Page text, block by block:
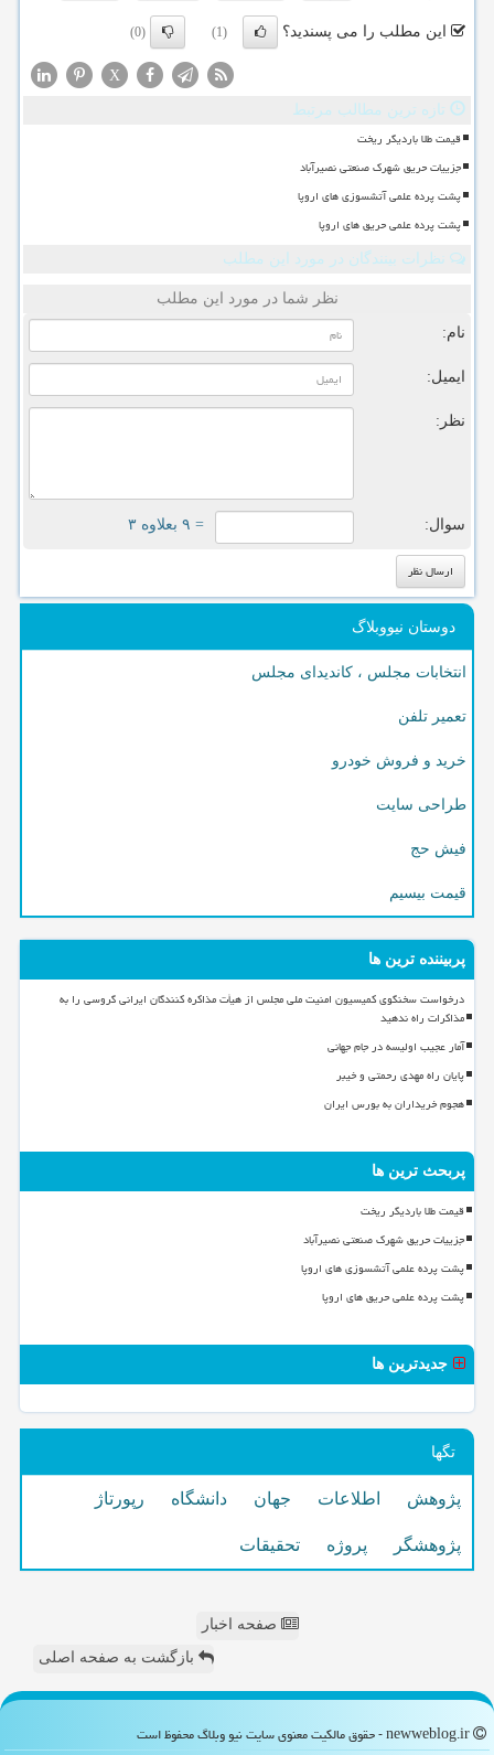
این مطلب را می پسندید؟ (1)
(0)
X
تازه ترین مطالب مرتبط
قیمت طلا باردیگر ریخت
جزییات حریق شهرک صنعتی نصیرآباد
پشت پرده علمی آتشسوزی های اروپا
پشت پرده علمی حریق های اروپا
نظرات بینندگان در مورد این مطلب
نظر شما در مورد این مطلب
نام:
ایمیل:
نظر:
سوال: = ۹ بعلاوه ۳
دوستان نیووبلاگ
انتخابات مجلس ، کاندیدای مجلس
تعمیر تلفن
خرید و فروش خودرو
طراحی سایت
فیش حج
قیمت بیسیم
پربیننده ترین ها
درخواست سخنگوی کمیسیون امنیت ملی مجلس از هیأت مذاکره کنندگان ایرانی گروسی را به
مذاکرات راه ندهید
آمار عجیب اولیسه در جام جهانی
پایان راه مهدی رحمتی و خیبر
هجوم خریداران به بورس ایران
پربحث ترین ها
قیمت طلا باردیگر ریخت
جزییات حریق شهرک صنعتی نصیرآباد
پشت پرده علمی آتشسوزی های اروپا
پشت پرده علمی حریق های اروپا
جدیدترین ها
تگها
پژوهش اطلاعات جهان دانشگاه رپورتاژ
پژوهشگر پروژه تحقیقات
صفحه اخبار
بازگشت به صفحه اصلی